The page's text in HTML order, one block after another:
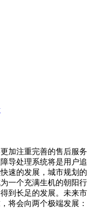
加注重完善的售后服务
导处理系统将是用户追
速的发展，城市规划的
一个充满生机的朝阳行
到长足的发展。未来市
将会向两个极端发展：